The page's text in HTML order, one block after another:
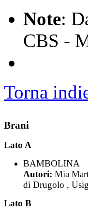
Note:
CBS -
Torna
Brani
Lato A
BAMBOLINA
Autori: Mia
di Drugolo ,
Lato B